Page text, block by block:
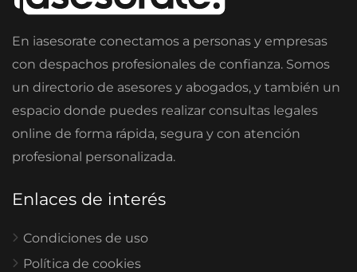
En iasesorate conectamos a personas y empresas
con despachos profesionales de confianza. Somos
un directorio de asesores y abogados, y también un
espacio donde puedes realizar consultas legales
online de forma rápida, segura y con atención
profesional personalizada.
Enlaces de interés
Condiciones de uso
Política de cookies